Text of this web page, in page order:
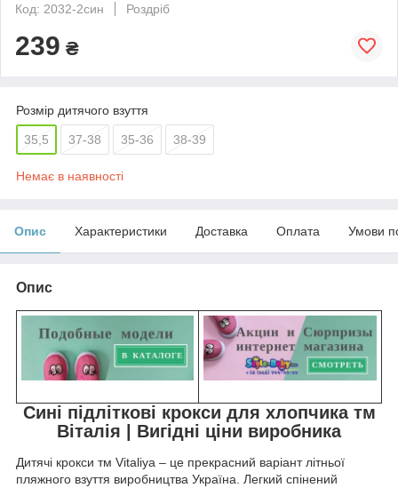
Код: 2032-2син
Роздріб
239 ₴
Розмір дитячого взуття
35,5 37-38 35-36 38-39
Немає в наявності
Опис Характеристики Доставка Оплата Умови
Опис
Сині підліткові крокси для хлопчика тм
Віталія | Вигідні ціни виробника
Дитячі крокси тм Vitaliya – це прекрасний варіант літньої
пляжного взуття виробництва Україна. Легкий спінений